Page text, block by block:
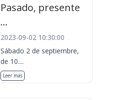
Pasado, presente
...
2023-09-02 10:30:00
Sábado 2 de septiembre,
de 10....
Leer más